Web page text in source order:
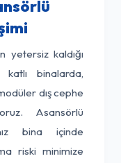
yetersiz kaldığı
binalarda,
dış cephe
Asansörlü
bina içinde
riski minimize